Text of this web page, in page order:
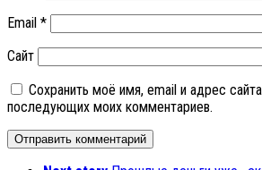
Email *
Сайт
Сохранить моё имя, email и адрес
последующих моих комментариев.